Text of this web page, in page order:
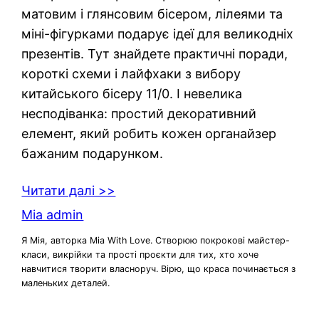
матовим і глянсовим бісером, лілеями та
міні-фігурками подарує ідеї для великодніх
презентів. Тут знайдете практичні поради,
короткі схеми і лайфхаки з вибору
китайського бісеру 11/0. І невелика
несподіванка: простий декоративний
елемент, який робить кожен органайзер
бажаним подарунком.
Читати далі >>
Mia admin
Я Мія, авторка Mia With Love. Створюю покрокові майстер-
класи, викрійки та прості проєкти для тих, хто хоче
навчитися творити власноруч. Вірю, що краса починається з
маленьких деталей.